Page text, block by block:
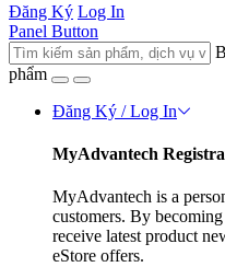
Đăng Ký Log In
Panel Button
phẩm
Đăng Ký / Log In
MyAdvantech
MyAdvantech is a
customers. By
receive latest product
eStore offers.